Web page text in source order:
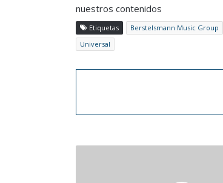
nuestros contenidos
Etiquetas Berstelsmann Music Group
Universal